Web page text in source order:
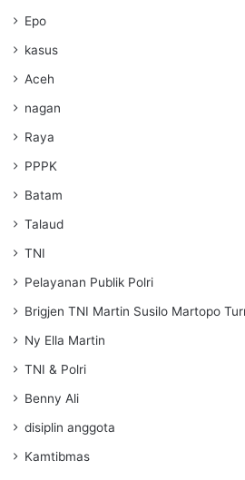
Epo
kasus
Aceh
nagan
Raya
PPPK
Batam
Talaud
TNI
Pelayanan Publik Polri
Brigjen TNI Martin Susilo Martopo
Ny Ella Martin
TNI & Polri
Benny Ali
disiplin anggota
Kamtibmas